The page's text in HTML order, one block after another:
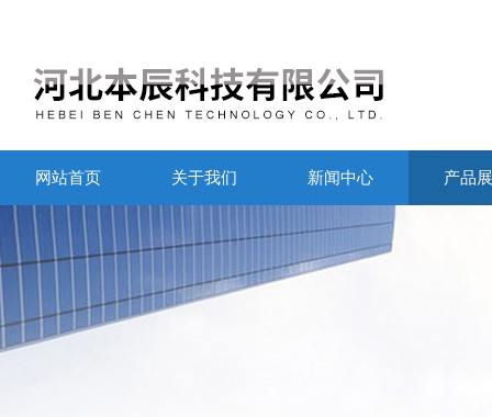
网站首页 关于我们 新闻中心 产品